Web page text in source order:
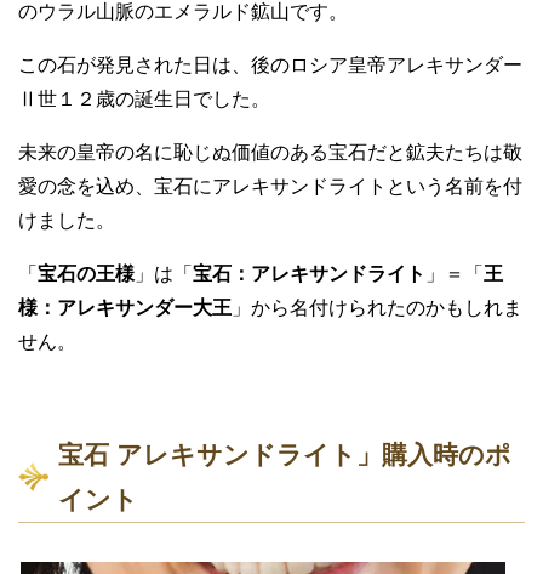
のウラル山脈のエメラルド鉱山です。
この石が発見された日は、後のロシア皇帝アレキサンダー
Ⅱ世１２歳の誕生日でした。
未来の皇帝の名に恥じぬ価値のある宝石だと鉱夫たちは敬
愛の念を込め、宝石にアレキサンドライトという名前を付
けました。
「 宝石の王様 」は「 宝石：アレキサンドライト 」＝「 王
様：アレキサンダー大王 」から名付けられたのかもしれま
せん。
宝石 アレキサンドライト」購入時のポ
イント